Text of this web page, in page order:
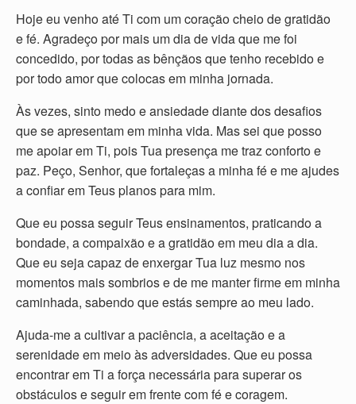
Hoje eu venho até Ti com um coração cheio de gratidão
e fé. Agradeço por mais um dia de vida que me foi
concedido, por todas as bênçãos que tenho recebido e
por todo amor que colocas em minha jornada.
Às vezes, sinto medo e ansiedade diante dos desafios
que se apresentam em minha vida. Mas sei que posso
me apoiar em Ti, pois Tua presença me traz conforto e
paz. Peço, Senhor, que fortaleças a minha fé e me ajudes
a confiar em Teus planos para mim.
Que eu possa seguir Teus ensinamentos, praticando a
bondade, a compaixão e a gratidão em meu dia a dia.
Que eu seja capaz de enxergar Tua luz mesmo nos
momentos mais sombrios e de me manter firme em minha
caminhada, sabendo que estás sempre ao meu lado.
Ajuda-me a cultivar a paciência, a aceitação e a
serenidade em meio às adversidades. Que eu possa
encontrar em Ti a força necessária para superar os
obstáculos e seguir em frente com fé e coragem.